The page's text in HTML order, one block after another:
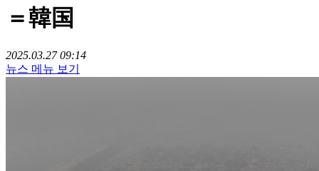
＝韓国
2025.03.27 09:14
뉴스 메뉴 보기